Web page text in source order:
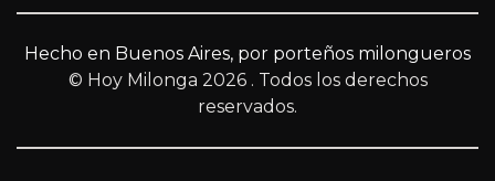
Hecho en Buenos Aires, por porteños milongueros
© Hoy Milonga 2026 . Todos los derechos
reservados.